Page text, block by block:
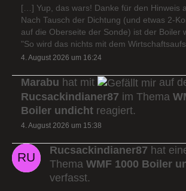
[…] Yup, das wars! Danke für den Hinweis
Nach Tausch der Dichtung (und etwas 2-
auf die Oberseite der Sonde) ist der Boiler
"So wird das nichts mit dem
4. August 2026 um 16:24
Marabu hat mit
auf
Rucsackindianer87 im Thema
Boiler undicht reagiert.
4. August 2026 um 15:38
Rucsackindianer87 hat
Thema WMF 1000 Boiler
verfasst.